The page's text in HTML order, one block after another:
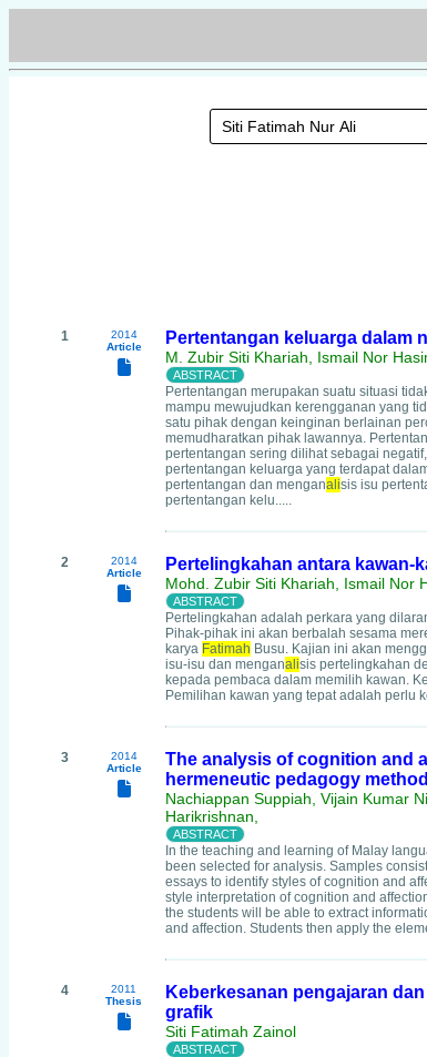
1
2014
Article
Pertentangan keluarga dalam
M. Zubir Siti Khariah, Ismail Nor
Pertentangan merupakan suatu situasi
mampu mewujudkan kerengganan yang
satu pihak dengan keinginan berlainan
memudharatkan pihak lawannya.
pertentangan sering dilihat sebagai
pertentangan keluarga yang terdapat
pertentangan dan menganalisis isu
pertentangan kelu.....
2
2014
Article
Pertelingkahan antara kawan-
Mohd. Zubir Siti Khariah, Ismail Nor
Pertelingkahan adalah perkara yang
Pihak-pihak ini akan berbalah sesama
karya Fatimah Busu. Kajian ini akan
isu-isu dan menganalisis pertelingkahan
kepada pembaca dalam memilih kawan.
Pemilihan kawan yang tepat adalah perlu
3
2014
Article
The analysis of cognition and
hermeneutic pedagogy method
Nachiappan Suppiah, Vijain Kumar
Harikrishnan,
In the teaching and learning of Malay
been selected for analysis. Samples
essays to identify styles of cognition and
style interpretation of cognition and
the students will be able to extract
and affection. Students then apply the
4
2011
Thesis
Keberkesanan pengajaran
grafik
Siti Fatimah Zainol